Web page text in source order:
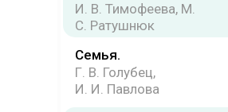
Г. В. Голубец,
И. И. Павлова
Семья.
И. В. Тимофеева, М.
С. Ратушнюк